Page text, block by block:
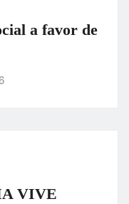
a favor de
VIVE